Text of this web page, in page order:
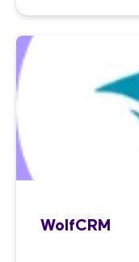
WolfCRM